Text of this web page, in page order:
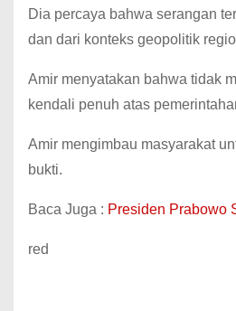
Dia percaya bahwa serangan
dan dari konteks geopolitik
Amir menyatakan bahwa tidak
kendali penuh atas
Amir mengimbau masyarakat
bukti.
Baca Juga : Presiden Prabowo
red